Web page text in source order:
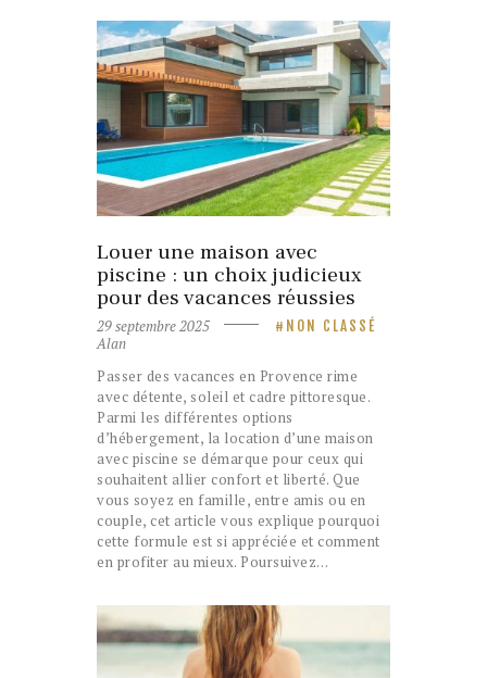
Louer une maison avec
piscine : un choix judicieux
pour des vacances réussies
29 septembre 2025 NON CLASSÉ
Alan
Passer des vacances en Provence rime
avec détente, soleil et cadre pittoresque.
Parmi les différentes options
d’hébergement, la location d’une maison
avec piscine se démarque pour ceux qui
souhaitent allier confort et liberté. Que
vous soyez en famille, entre amis ou en
couple, cet article vous explique pourquoi
cette formule est si appréciée et comment
en profiter au mieux. Poursuivez…